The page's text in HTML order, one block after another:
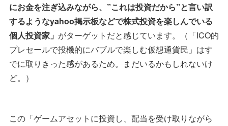
にお金を注ぎ込みながら、”これは投資だから”と言い訳
するようなyahoo掲示板などで株式投資を楽しんでいる
個人投資家」 がターゲットだと感じています。（「ICO的
プレセールで投機的にバブルで楽しむ仮想通貨民」はす
でに取りきった感があるため。まだいるかもしれないけ
ど。）
この「ゲームアセットに投資し、配当を受け取りながら